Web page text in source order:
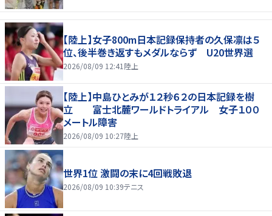
【陸上】女子800m日本記録保持者の久保凛は５
位、後半巻き返すもメダルならず U20世界選
2026/08/09 12:41 陸上
【陸上】中島ひとみが１２秒６２の日本記録を樹
立 富士北麓ワールドトライアル 女子１００
メートル障害
2026/08/09 10:27陸上
世界1位 激闘の末に4回戦敗退
2026/08/09 10:39テニス